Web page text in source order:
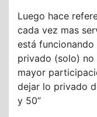
Luego hace
cada vez mas
está funcionando
privado (solo) no
mayor
dejar lo privado
y 50”